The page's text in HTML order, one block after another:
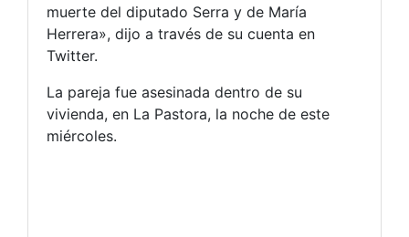
muerte del diputado Serra y de María
Herrera», dijo a través de su cuenta en
Twitter.
La pareja fue asesinada dentro de su
vivienda, en La Pastora, la noche de este
miércoles.